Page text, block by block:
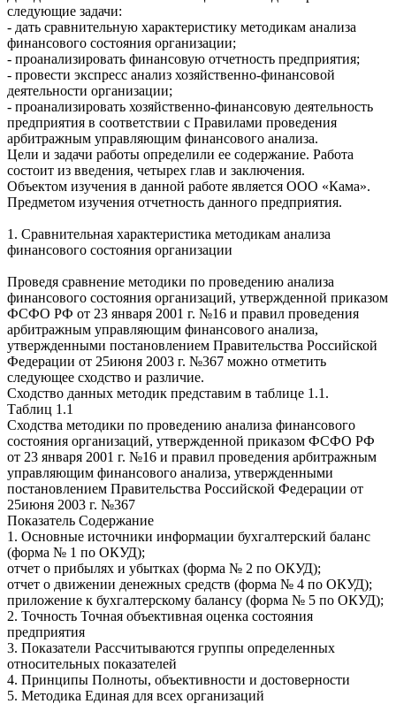
следующие задачи:
- дать сравнительную характеристику методикам анализа
финансового состояния организации;
- проанализировать финансовую отчетность предприятия;
- провести экспресс анализ хозяйственно-финансовой
деятельности организации;
- проанализировать хозяйственно-финансовую деятельность
предприятия в соответствии с Правилами проведения
арбитражным управляющим финансового анализа.
Цели и задачи работы определили ее содержание. Работа
состоит из введения, четырех глав и заключения.
Объектом изучения в данной работе является ООО «Кама».
Предметом изучения отчетность данного предприятия.
1. Сравнительная характеристика методикам анализа
финансового состояния организации
Проведя сравнение методики по проведению анализа
финансового состояния организаций, утвержденной приказом
ФСФО РФ от 23 января 2001 г. №16 и правил проведения
арбитражным управляющим финансового анализа,
утвержденными постановлением Правительства Российской
Федерации от 25июня 2003 г. №367 можно отметить
следующее сходство и различие.
Сходство данных методик представим в таблице 1.1.
Таблиц 1.1
Сходства методики по проведению анализа финансового
состояния организаций, утвержденной приказом ФСФО РФ
от 23 января 2001 г. №16 и правил проведения арбитражным
управляющим финансового анализа, утвержденными
постановлением Правительства Российской Федерации от
25июня 2003 г. №367
Показатель Содержание
1. Основные источники информации бухгалтерский баланс
(форма № 1 по ОКУД);
отчет о прибылях и убытках (форма № 2 по ОКУД);
отчет о движении денежных средств (форма № 4 по ОКУД);
приложение к бухгалтерскому балансу (форма № 5 по ОКУД);
2. Точность Точная объективная оценка состояния
предприятия
3. Показатели Рассчитываются группы определенных
относительных показателей
4. Принципы Полноты, объективности и достоверности
5. Методика Единая для всех организаций